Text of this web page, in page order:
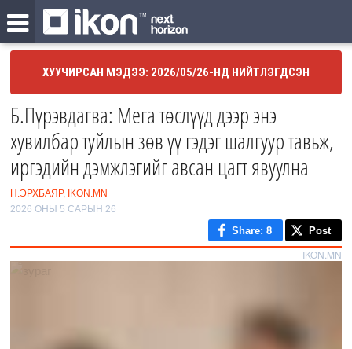
ХУУЧИРСАН МЭДЭЭ: 2026/05/26-НД НИЙТЛЭГДСЭН
Б.Пүрэвдагва: Мега төслүүд дээр энэ
хувилбар туйлын зөв үү гэдэг шалгуур тавьж,
иргэдийн дэмжлэгийг авсан цагт явуулна
Н.ЭРХБАЯР, IKON.MN
2026 ОНЫ 5 САРЫН 26
Share: 8 Post
IKON.MN